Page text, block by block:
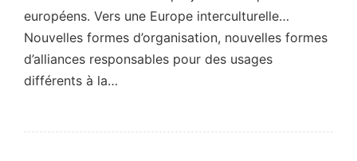
européens. Vers une Europe interculturelle…
Nouvelles formes d’organisation, nouvelles formes
d’alliances responsables pour des usages
différents à la…